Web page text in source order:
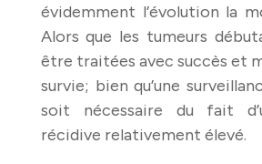
évidemment l’évolution la
Alors que les tumeurs
être traitées avec succès et
survie; bien qu’une
soit nécessaire du fait
récidive relativement élevé.